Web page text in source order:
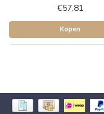
€57,81
Kopen